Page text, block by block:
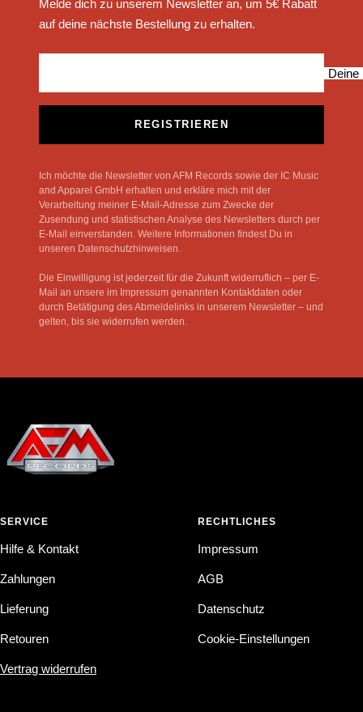
Melde dich zu unserem Newsletter an, um 5€ Rabatt
auf deine nächste Bestellung zu erhalten.
Deine
REGISTRIEREN
Ich möchte die Newsletter von AFM Records sowie der IC Music
and Apparel GmbH erhalten und erkläre mich mit der
Verarbeitung meiner E-Mail-Adresse zum Zwecke der
Zusendung und statistischen Analyse des Newsletters durch per
E-Mail einverstanden. Weitere Informationen findest Du in
unseren Datenschutzhinweisen.
Die Einwilligung ist jederzeit für die Zukunft widerruflich – per E-
Mail an unsere im Impressum genannten Kontaktdaten oder
durch Betätigung des Abmeldelinks in unserem Newsletter – und
gelten, bis sie widerrufen werden.
SERVICE
Hilfe & Kontakt
Zahlungen
Lieferung
Retouren
Vertrag widerrufen
RECHTLICHES
Impressum
AGB
Datenschutz
Cookie-Einstellungen